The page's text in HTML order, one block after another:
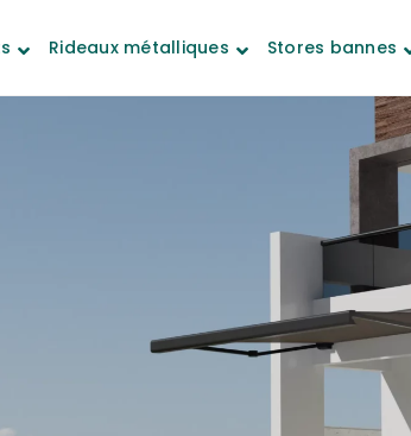
Rideaux métalliques Stores bannes